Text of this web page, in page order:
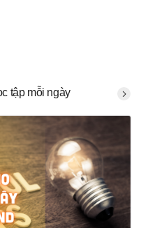
và luyện tập nhé!
tập mỗi ngày